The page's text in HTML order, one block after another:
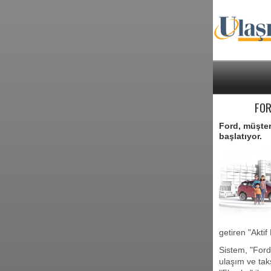
Ford,
başlatıyor.
getiren "Aktif
Sistem,
ulaşım ve